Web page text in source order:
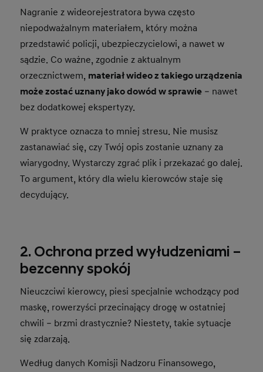
Nagranie z wideorejestratora bywa często
niepodważalnym materiałem, który można
przedstawić policji, ubezpieczycielowi, a nawet w
sądzie. Co ważne, zgodnie z aktualnym
orzecznictwem, materiał wideo z takiego urządzenia
może zostać uznany jako dowód w sprawie – nawet
bez dodatkowej ekspertyzy.
W praktyce oznacza to mniej stresu. Nie musisz
zastanawiać się, czy Twój opis zostanie uznany za
wiarygodny. Wystarczy zgrać plik i przekazać go dalej.
To argument, który dla wielu kierowców staje się
decydujący.
2. Ochrona przed wyłudzeniami –
bezcenny spokój
Nieuczciwi kierowcy, piesi specjalnie wchodzący pod
maskę, rowerzyści przecinający drogę w ostatniej
chwili – brzmi drastycznie? Niestety, takie sytuacje
się zdarzają.
Według danych Komisji Nadzoru Finansowego,